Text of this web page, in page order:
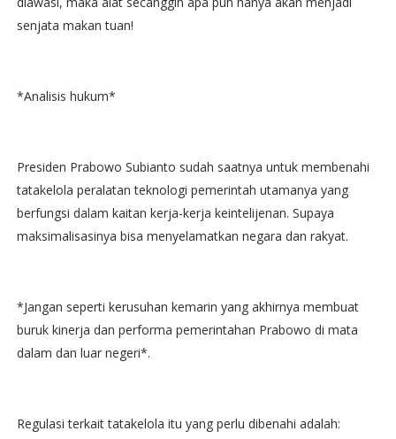
senjata makan tuan!
*Analisis hukum*
Presiden Prabowo Subianto sudah saatnya untuk membenahi
tatakelola peralatan teknologi pemerintah utamanya yang
berfungsi dalam kaitan kerja-kerja keintelijenan. Supaya
maksimalisasinya bisa menyelamatkan negara dan rakyat.
*Jangan seperti kerusuhan kemarin yang akhirnya membuat
buruk kinerja dan performa pemerintahan Prabowo di mata
dalam dan luar negeri*.
Regulasi terkait tatakelola itu yang perlu dibenahi adalah: